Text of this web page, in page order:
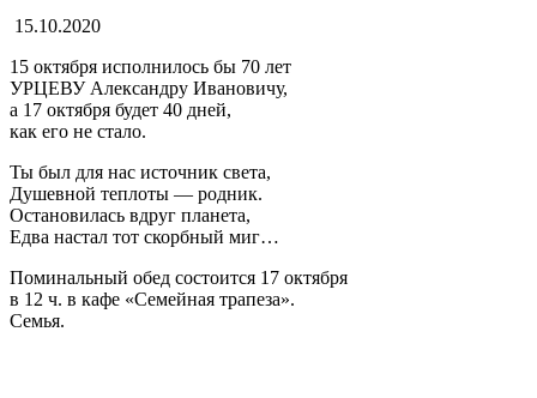
15.10.2020
15 октября исполнилось бы 70 лет
УРЦЕВУ Александру Ивановичу,
а 17 октября будет 40 дней,
как его не стало.
Ты был для нас источник света,
Душевной теплоты — родник.
Остановилась вдруг планета,
Едва настал тот скорбный миг…
Поминальный обед состоится 17 октября
в 12 ч. в кафе «Семейная трапеза».
Семья.